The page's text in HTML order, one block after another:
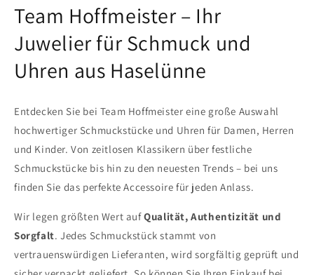
Team Hoffmeister – Ihr
Juwelier für Schmuck und
Uhren aus Haselünne
Entdecken Sie bei Team Hoffmeister eine große Auswahl
hochwertiger Schmuckstücke und Uhren für Damen, Herren
und Kinder. Von zeitlosen Klassikern über festliche
Schmuckstücke bis hin zu den neuesten Trends – bei uns
finden Sie das perfekte Accessoire für jeden Anlass.
Wir legen größten Wert aufQualität, Authentizität und
Sorgfalt. Jedes Schmuckstück stammt von
vertrauenswürdigen Lieferanten, wird sorgfältig geprüft und